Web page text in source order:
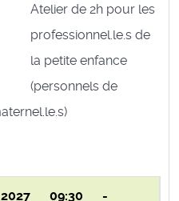
Atelier de 2h pour les
professionnel.le.s de
la petite enfance
(personnels de
2027 09:30 -